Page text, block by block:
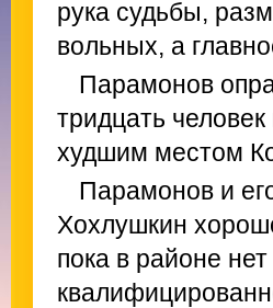
рука судьбы,
вольных, а
Парамонов
тридцать
худшим местом
Парамонов и
Хохлушкин
пока в районе